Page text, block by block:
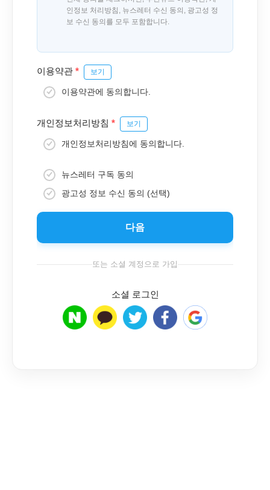
인정보 처리방침, 뉴스레터 수신 동의, 광고성 정
보 수신 동의를 모두 포함합니다.
이용약관 * 보기
이용약관에 동의합니다.
개인정보처리방침 * 보기
개인정보처리방침에 동의합니다.
뉴스레터 구독 동의
광고성 정보 수신 동의 (선택)
다음
또는 소셜 계정으로 가입
소셜 로그인